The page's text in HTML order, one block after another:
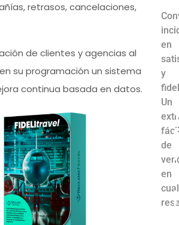
retrasos, cancelaciones,
de clientes y agencias al
su programación un sistema
continua basada en datos.
en
y
Un
fácil
de
en
i